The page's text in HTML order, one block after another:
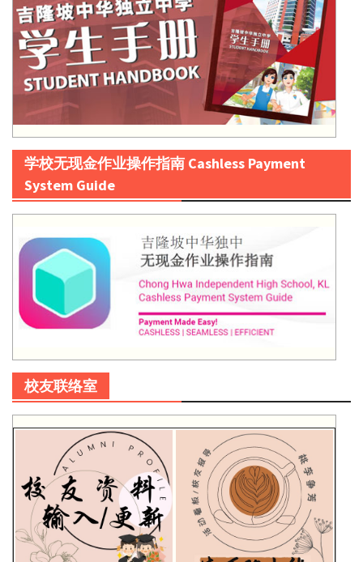
学校无现金作业操作指南 Cashless Payment
System Guide
校友联络室